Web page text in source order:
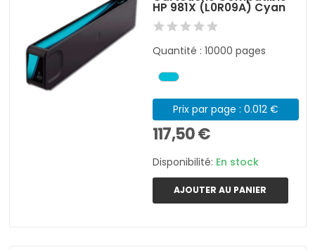
HP 981X (L0R09A) Cyan
Quantité : 10000 pages
Prix par page : 0.012 €
117,50 €
Disponibilité: En stock
AJOUTER AU PANIER